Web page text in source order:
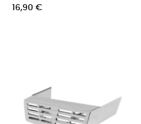
16,90 €